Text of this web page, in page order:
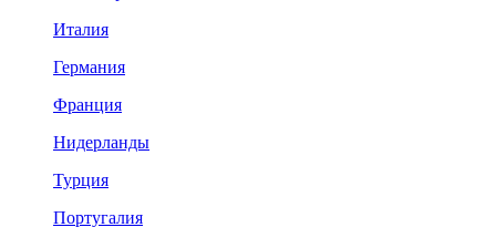
Италия
Германия
Франция
Нидерланды
Турция
Португалия